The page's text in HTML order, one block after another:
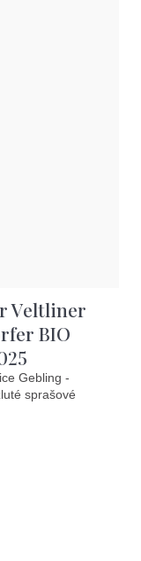
Veltliner
BIO
Gebling -
sprašové